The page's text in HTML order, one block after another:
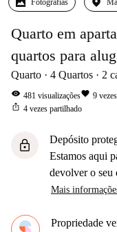
Fotografias
Quarto em
quartos para
Quarto 4 Quartos 2
visibility 481 visualizaçõesfavorite 9
ios_share 4 vezes partilhado
lock
Depósito
Estamos aqui
devolver o seu
Mais
Propriedade